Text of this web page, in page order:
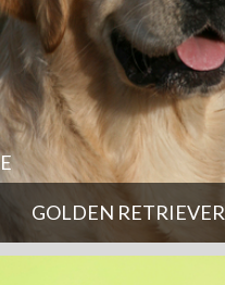
GOLDEN RETRIEVER